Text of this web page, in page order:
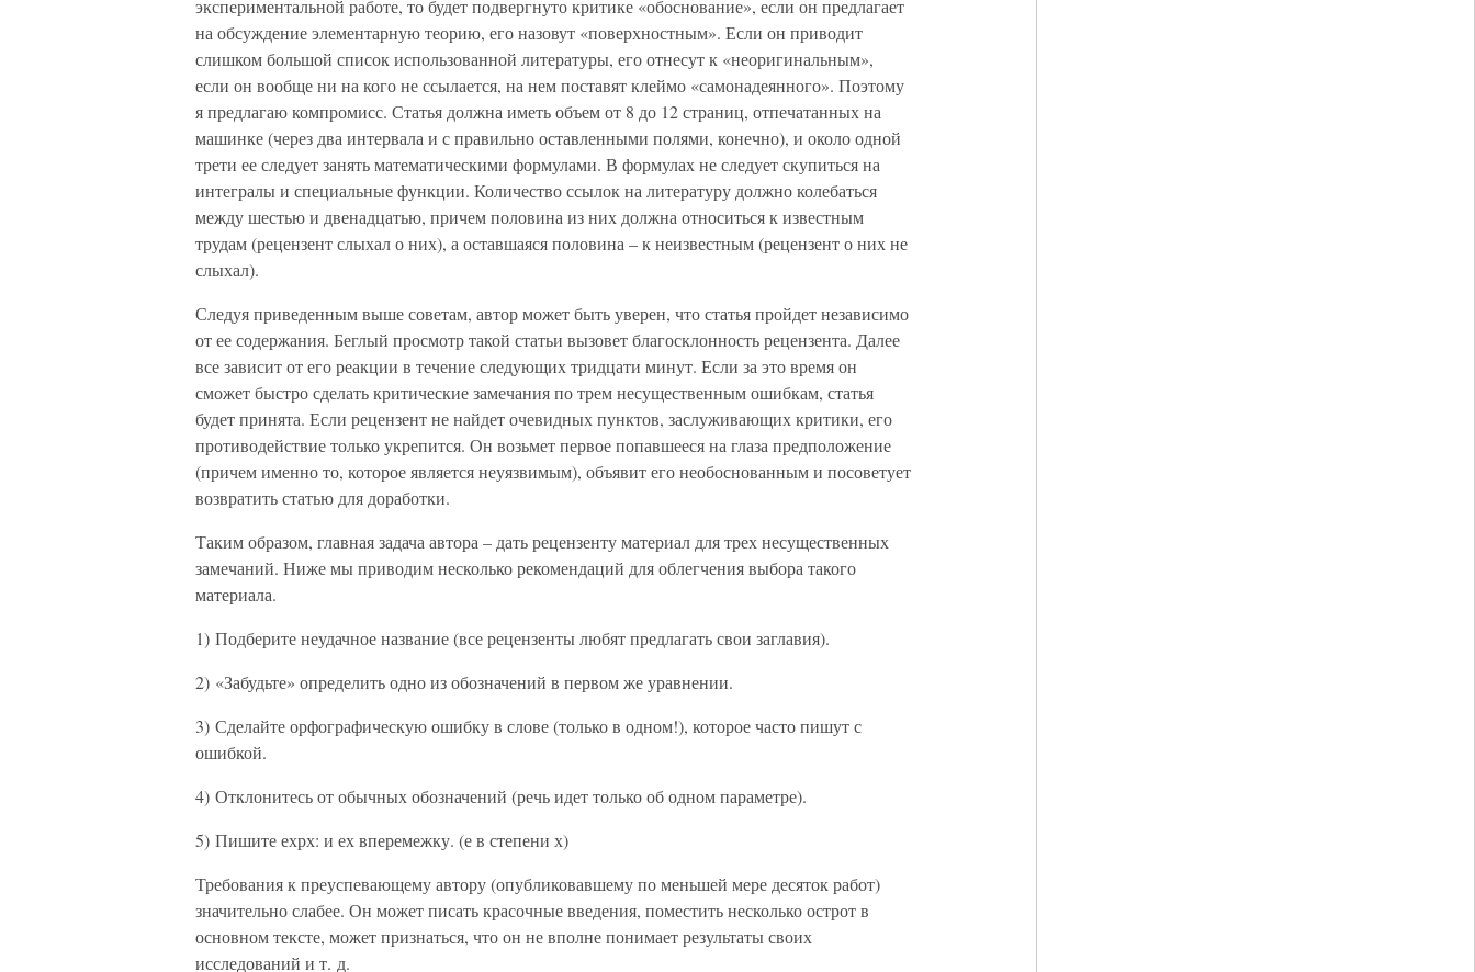
экспериментальной работе, то будет подвергнуто критике «обоснование», если он предлагает
на обсуждение элементарную теорию, его назовут «поверхностным». Если он приводит
слишком большой список использованной литературы, его отнесут к «неоригинальным»,
если он вообще ни на кого не ссылается, на нем поставят клеймо «самонадеянного». Поэтому
я предлагаю компромисс. Статья должна иметь объем от 8 до 12 страниц, отпечатанных на
машинке (через два интервала и с правильно оставленными полями, конечно), и около одной
трети ее следует занять математическими формулами. В формулах не следует скупиться на
интегралы и специальные функции. Количество ссылок на литературу должно колебаться
между шестью и двенадцатью, причем половина из них должна относиться к известным
трудам (рецензент слыхал о них), а оставшаяся половина – к неизвестным (рецензент о них не
слыхал).
Следуя приведенным выше советам, автор может быть уверен, что статья пройдет независимо
от ее содержания. Беглый просмотр такой статьи вызовет благосклонность рецензента. Далее
все зависит от его реакции в течение следующих тридцати минут. Если за это время он
сможет быстро сделать критические замечания по трем несущественным ошибкам, статья
будет принята. Если рецензент не найдет очевидных пунктов, заслуживающих критики, его
противодействие только укрепится. Он возьмет первое попавшееся на глаза предположение
(причем именно то, которое является неуязвимым), объявит его необоснованным и посоветует
возвратить статью для доработки.
Таким образом, главная задача автора – дать рецензенту материал для трех несущественных
замечаний. Ниже мы приводим несколько рекомендаций для облегчения выбора такого
материала.
1) Подберите неудачное название (все рецензенты любят предлагать свои заглавия).
2) «Забудьте» определить одно из обозначений в первом же уравнении.
3) Сделайте орфографическую ошибку в слове (только в одном!), которое часто пишут с
ошибкой.
4) Отклонитесь от обычных обозначений (речь идет только об одном параметре).
5) Пишите ехрх: и ех вперемежку. (е в степени х)
Требования к преуспевающему автору (опубликовавшему по меньшей мере десяток работ)
значительно слабее. Он может писать красочные введения, поместить несколько острот в
основном тексте, может признаться, что он не вполне понимает результаты своих
исследований и т. д.